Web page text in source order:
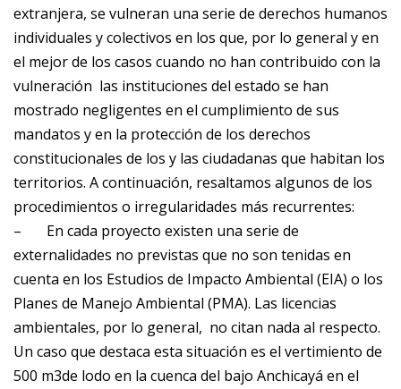
extranjera, se vulneran una serie de derechos humanos
individuales y colectivos en los que, por lo general y en
el mejor de los casos cuando no han contribuido con la
vulneración las instituciones del estado se han
mostrado negligentes en el cumplimiento de sus
mandatos y en la protección de los derechos
constitucionales de los y las ciudadanas que habitan los
territorios. A continuación, resaltamos algunos de los
procedimientos o irregularidades más recurrentes:
– En cada proyecto existen una serie de
externalidades no previstas que no son tenidas en
cuenta en los Estudios de Impacto Ambiental (EIA) o los
Planes de Manejo Ambiental (PMA). Las licencias
ambientales, por lo general, no citan nada al respecto.
Un caso que destaca esta situación es el vertimiento de
500 m3de lodo en la cuenca del bajo Anchicayá en el